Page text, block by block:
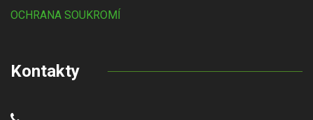
OCHRANA SOUKROMÍ
Kontakty